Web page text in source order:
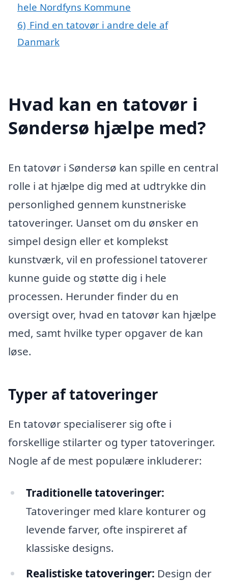
hele Nordfyns Kommune
6) Find en tatovør i andre dele af
Danmark
Hvad kan en tatovør i
Søndersø hjælpe med?
En tatovør i Søndersø kan spille en central
rolle i at hjælpe dig med at udtrykke din
personlighed gennem kunstneriske
tatoveringer. Uanset om du ønsker en
simpel design eller et komplekst
kunstværk, vil en professionel tatoverer
kunne guide og støtte dig i hele
processen. Herunder finder du en
oversigt over, hvad en tatovør kan hjælpe
med, samt hvilke typer opgaver de kan
løse.
Typer af tatoveringer
En tatovør specialiserer sig ofte i
forskellige stilarter og typer tatoveringer.
Nogle af de mest populære inkluderer:
Traditionelle tatoveringer:
Tatoveringer med klare konturer og
levende farver, ofte inspireret af
klassiske designs.
Realistiske tatoveringer: Design der